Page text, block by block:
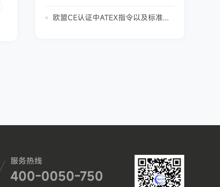
欧盟CE认证中ATEX指令以及标准详细说明
服务热线
400-0050-750